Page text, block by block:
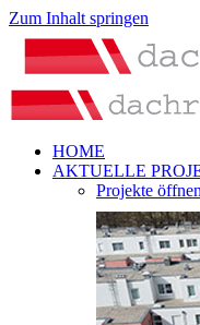
Zum Inhalt springen
HOME
AKTUELLE
Projekte öffnen